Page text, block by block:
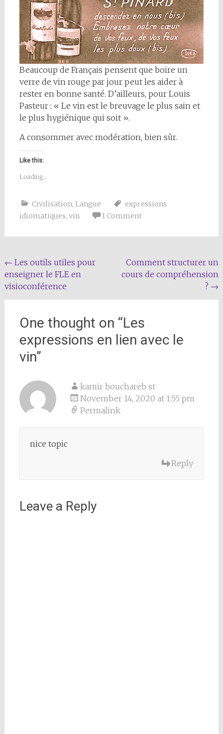
Beaucoup de Français pensent que boire un
verre de vin rouge par jour peut les aider à
rester en bonne santé. D’ailleurs, pour Louis
Pasteur : « Le vin est le breuvage le plus sain et
le plus hygiénique qui soit ».
A consommer avec modération, bien sûr.
Like this:
Loading...
Civilisation, Langue
expressions
idiomatiques, vin 1 Comment
Post
navigation
← Les outils utiles pour
enseigner le FLE en
visioconférence
Comment structurer un
cours de compréhension
? →
One thought on “Les
expressions en lien avec le
vin”
kamir bouchareb st
November 14, 2020 at 1:55 pm
Permalink
nice topic
Reply
Leave a Reply